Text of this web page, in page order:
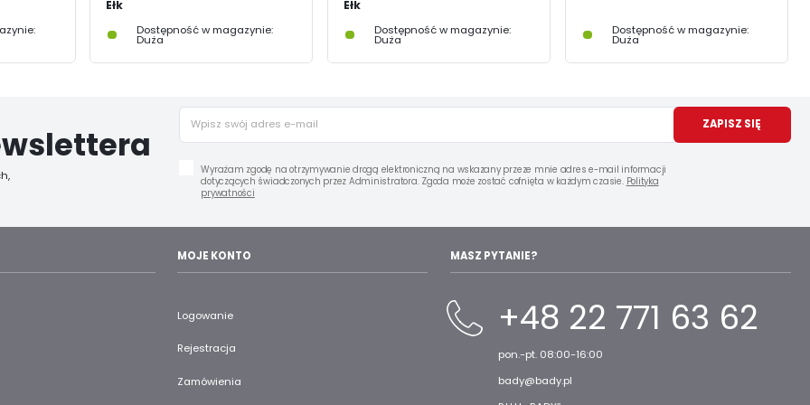
Ełk
Dostępność w magazynie:
Duża
Ełk
Dostępność w magazynie:
Duża
Dostępność w magazynie:
Duża
ZAPISZ SIĘ
Wyrażam zgodę na otrzymywanie drogą elektroniczną na wskazany przeze mnie adres e-mail informacji
dotyczących świadczonych przez Administratora. Zgoda może zostać cofnięta w każdym czasie. Polityka
prywatności
MOJE KONTO
Logowanie
Rejestracja
Zamówienia
MASZ PYTANIE?
+48 22 771 63 62
pon.-pt. 08:00-16:00
bady@bady.pl